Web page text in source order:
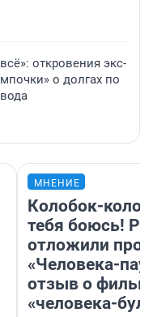
откровения экс-
о долгах по
МНЕНИЕ
Колобок-
тебя боюсь!
отложили
«Человека-
отзыв о
«человека-